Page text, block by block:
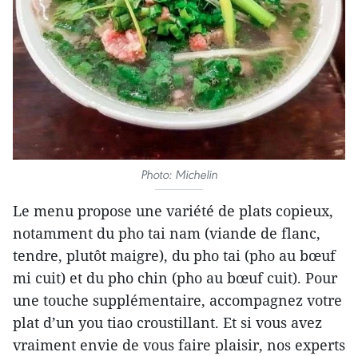
Photo: Michelin
Le menu propose une variété de plats copieux,
notamment du pho tai nam (viande de flanc,
tendre, plutôt maigre), du pho tai (pho au bœuf
mi cuit) et du pho chin (pho au bœuf cuit). Pour
une touche supplémentaire, accompagnez votre
plat d’un you tiao croustillant. Et si vous avez
vraiment envie de vous faire plaisir, nos experts